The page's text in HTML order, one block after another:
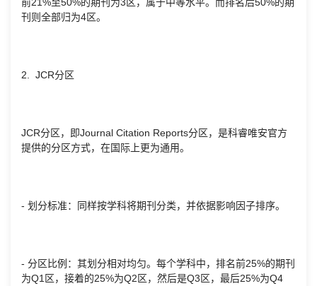
刊则全部归为4区。
2. JCR分区
JCR分区，即Journal Citation Reports分区，是科睿唯安官方
提供的分区方式，在国际上更为通用。
- 划分标准：同样按学科将期刊分类，并依据影响因子排序。
- 分区比例：其划分相对均匀。每个学科中，排名前25%的期刊
为Q1区，接着的25%为Q2区，然后是Q3区，最后25%为Q4